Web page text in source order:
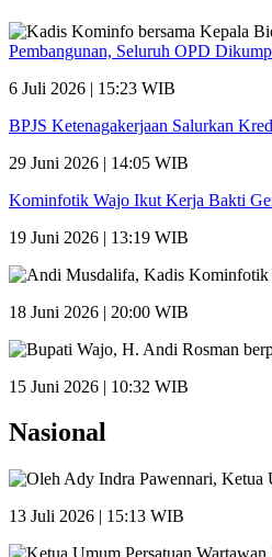
Pembangunan, Seluruh OPD
6 Juli 2026 | 15:23 WIB
BPJS Ketenagakerjaan Salurkan
29 Juni 2026 | 14:05 WIB
Kominfotik Wajo Ikut Kerja Bakti
19 Juni 2026 | 13:19 WIB
18 Juni 2026 | 20:00 WIB
15 Juni 2026 | 10:32 WIB
Nasional
13 Juli 2026 | 15:13 WIB